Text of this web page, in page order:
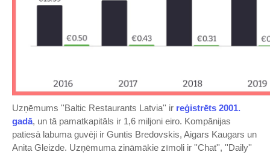
Uzņēmums ''Baltic Restaurants Latvia'' ir reģistrēts 2001.
gadā, un tā pamatkapitāls ir 1,6 miljoni eiro. Kompānijas
patiesā labuma guvēji ir Guntis Bredovskis, Aigars Kaugars un
Anita Gleizde. Uzņēmuma zināmākie zīmoli ir ''Chat'', ''Daily''